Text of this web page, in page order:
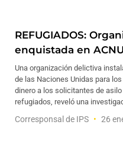
REFUGIADOS:
enquistada en
Una organización delictiva
de las Naciones Unidas para
dinero a los solicitantes de
refugiados, reveló una
Corresponsal de IPS 26